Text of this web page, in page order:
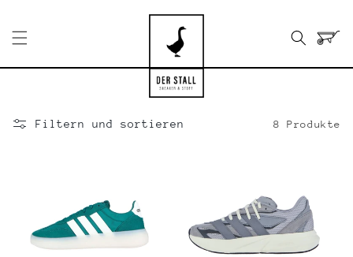
Inhalt
Filtern und sortieren 8 Produkte